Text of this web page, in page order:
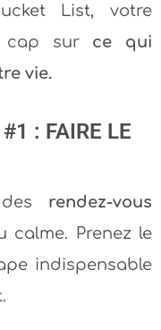
List, votre
cap sur ce qui
vie.
: FAIRE LE
des rendez-vous
calme. Prenez le
indispensable